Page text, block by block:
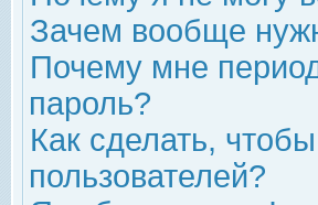
Зачем вообще
Почему мне
пароль?
Как сделать,
пользователей?